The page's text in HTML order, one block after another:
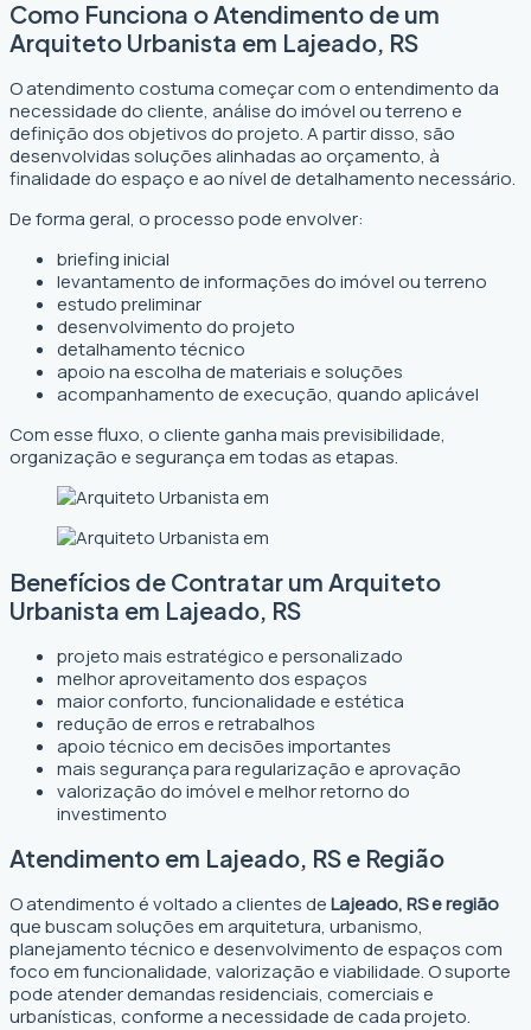
Como Funciona o Atendimento de um
Arquiteto Urbanista em Lajeado, RS
O atendimento costuma começar com o entendimento da
necessidade do cliente, análise do imóvel ou terreno e
definição dos objetivos do projeto. A partir disso, são
desenvolvidas soluções alinhadas ao orçamento, à
finalidade do espaço e ao nível de detalhamento necessário.
De forma geral, o processo pode envolver:
briefing inicial
levantamento de informações do imóvel ou terreno
estudo preliminar
desenvolvimento do projeto
detalhamento técnico
apoio na escolha de materiais e soluções
acompanhamento de execução, quando aplicável
Com esse fluxo, o cliente ganha mais previsibilidade,
organização e segurança em todas as etapas.
Benefícios de Contratar um Arquiteto
Urbanista em Lajeado, RS
projeto mais estratégico e personalizado
melhor aproveitamento dos espaços
maior conforto, funcionalidade e estética
redução de erros e retrabalhos
apoio técnico em decisões importantes
mais segurança para regularização e aprovação
valorização do imóvel e melhor retorno do
investimento
Atendimento em Lajeado, RS e Região
O atendimento é voltado a clientes deLajeado, RS e região
que buscam soluções em arquitetura, urbanismo,
planejamento técnico e desenvolvimento de espaços com
foco em funcionalidade, valorização e viabilidade. O suporte
pode atender demandas residenciais, comerciais e
urbanísticas, conforme a necessidade de cada projeto.